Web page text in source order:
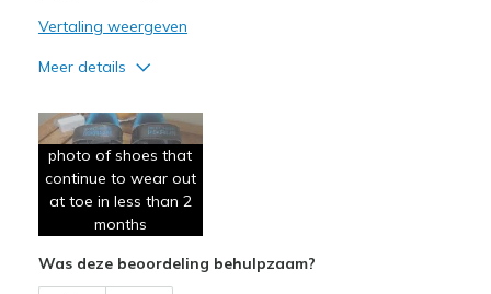
Vertaling weergeven
Meer details
Poor Quality
Wear Out Quickly
Sizing
Feels true to size
photo of shoes that
continue to wear out
at toe in less than 2
months
Was deze beoordeling behulpzaam?